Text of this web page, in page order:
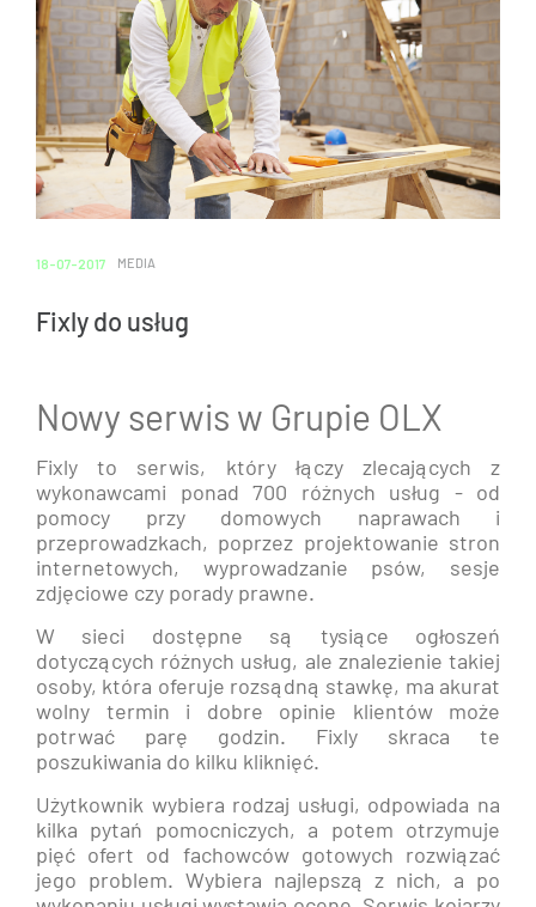
18-07-2017 MEDIA
Fixly do usług
Nowy serwis w Grupie OLX
Fixly to serwis, który łączy zlecających z
wykonawcami ponad 700 różnych usług - od
pomocy przy domowych naprawach i
przeprowadzkach, poprzez projektowanie stron
internetowych, wyprowadzanie psów, sesje
zdjęciowe czy porady prawne.
W sieci dostępne są tysiące ogłoszeń
dotyczących różnych usług, ale znalezienie takiej
osoby, która oferuje rozsądną stawkę, ma akurat
wolny termin i dobre opinie klientów może
potrwać parę godzin. Fixly skraca te
poszukiwania do kilku kliknięć.
Użytkownik wybiera rodzaj usługi, odpowiada na
kilka pytań pomocniczych, a potem otrzymuje
pięć ofert od fachowców gotowych rozwiązać
jego problem. Wybiera najlepszą z nich, a po